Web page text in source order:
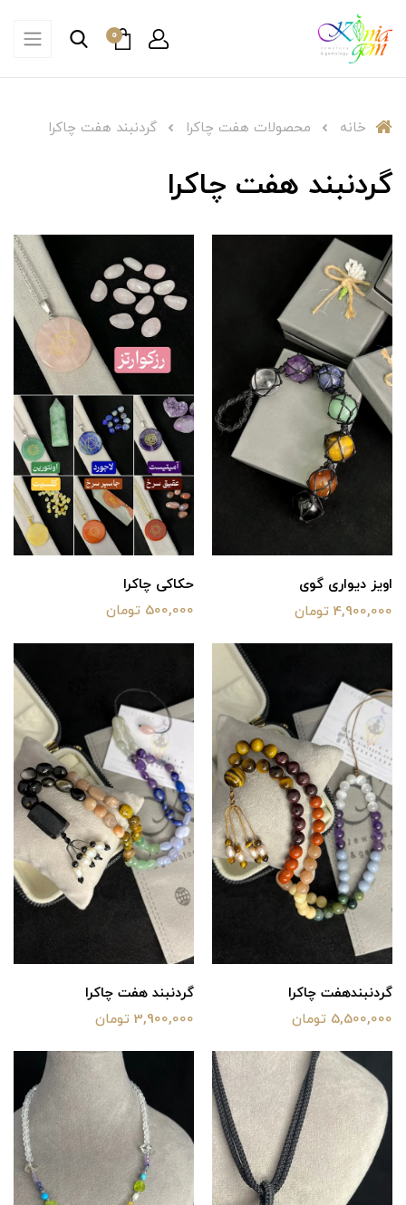
0
خانه محصولات هفت چاکرا گردنبند هفت چاکرا
گردنبند هفت چاکرا
اویز دیواری گوی
4,900,000 تومان
حکاکی چاکرا
500,000 تومان
گردنبند‌هفت چاکرا
5,500,000 تومان
گردنبند هفت چاکرا
3,900,000 تومان